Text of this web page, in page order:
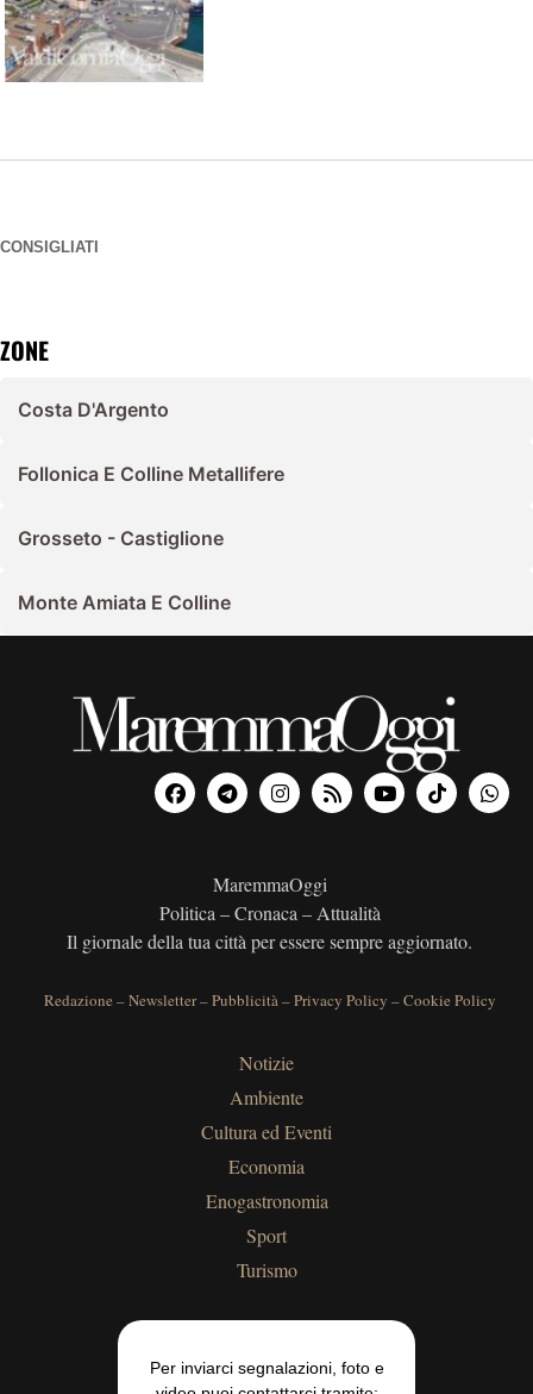
CONSIGLIATI
ZONE
Costa D'Argento
Follonica E Colline Metallifere
Grosseto - Castiglione
Monte Amiata E Colline
MaremmaOggi
Politica – Cronaca – Attualità
Il giornale della tua città per essere sempre aggiornato.
Redazione –Newsletter–Pubblicità–Privacy Policy –Cookie Policy
Notizie
Ambiente
Cultura ed Eventi
Economia
Enogastronomia
Sport
Turismo
Per inviarci segnalazioni, foto e